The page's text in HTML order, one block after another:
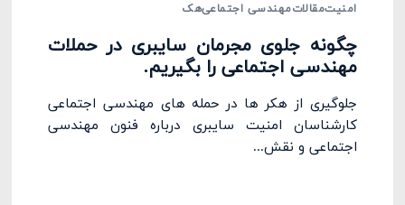
امنیتمقالاتمهندسی اجتماعیهک
چگونه جلوی مجرمان سایبری در حملات
مهندسی اجتماعی را بگیریم.
جلوگیری از هکر ها در حمله های مهندسی اجتماعی
کارشناسان امنیت سایبری درباره فنون مهندسی
اجتماعی و نقش...